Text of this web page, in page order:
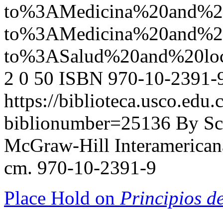
2 0 50 ISBN 970-10-2391-
https://
biblionumber=25136 By
McGraw-Hill
cm. 970-10-2391-9
Place Hold on Principios